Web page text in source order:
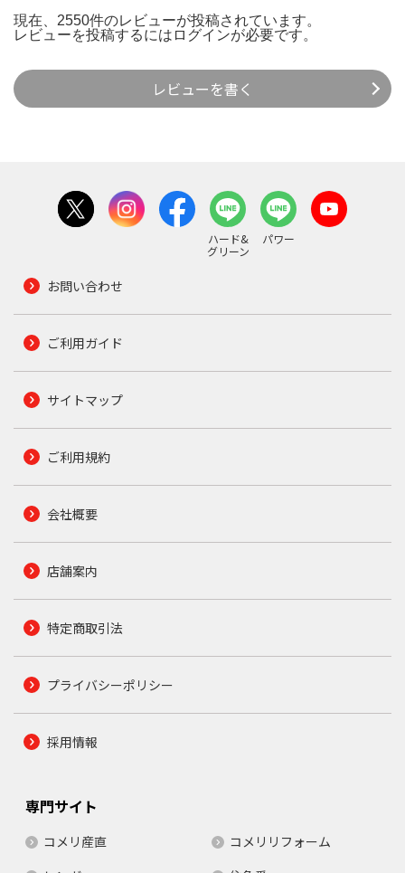
現在、2550件のレビューが投稿されています。
レビューを投稿するには ログインが必要です。
レビューを書く
ハード&
グリーン
パワー
お問い合わせ
ご利用ガイド
サイトマップ
ご利用規約
会社概要
店舗案内
特定商取引法
プライバシーポリシー
採用情報
専門サイト
コメリ産直
コメリリフォーム